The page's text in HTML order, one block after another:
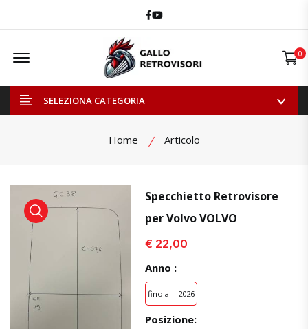
Facebook
Youtube
Offcanvas Menu Open 0
SELEZIONA CATEGORIA
Home Articolo
visualizza prodotto visualizza prodotto
Specchietto Retrovisore
per Volvo VOLVO
€ 22,00
Anno :
fino al - 2026
Posizione: